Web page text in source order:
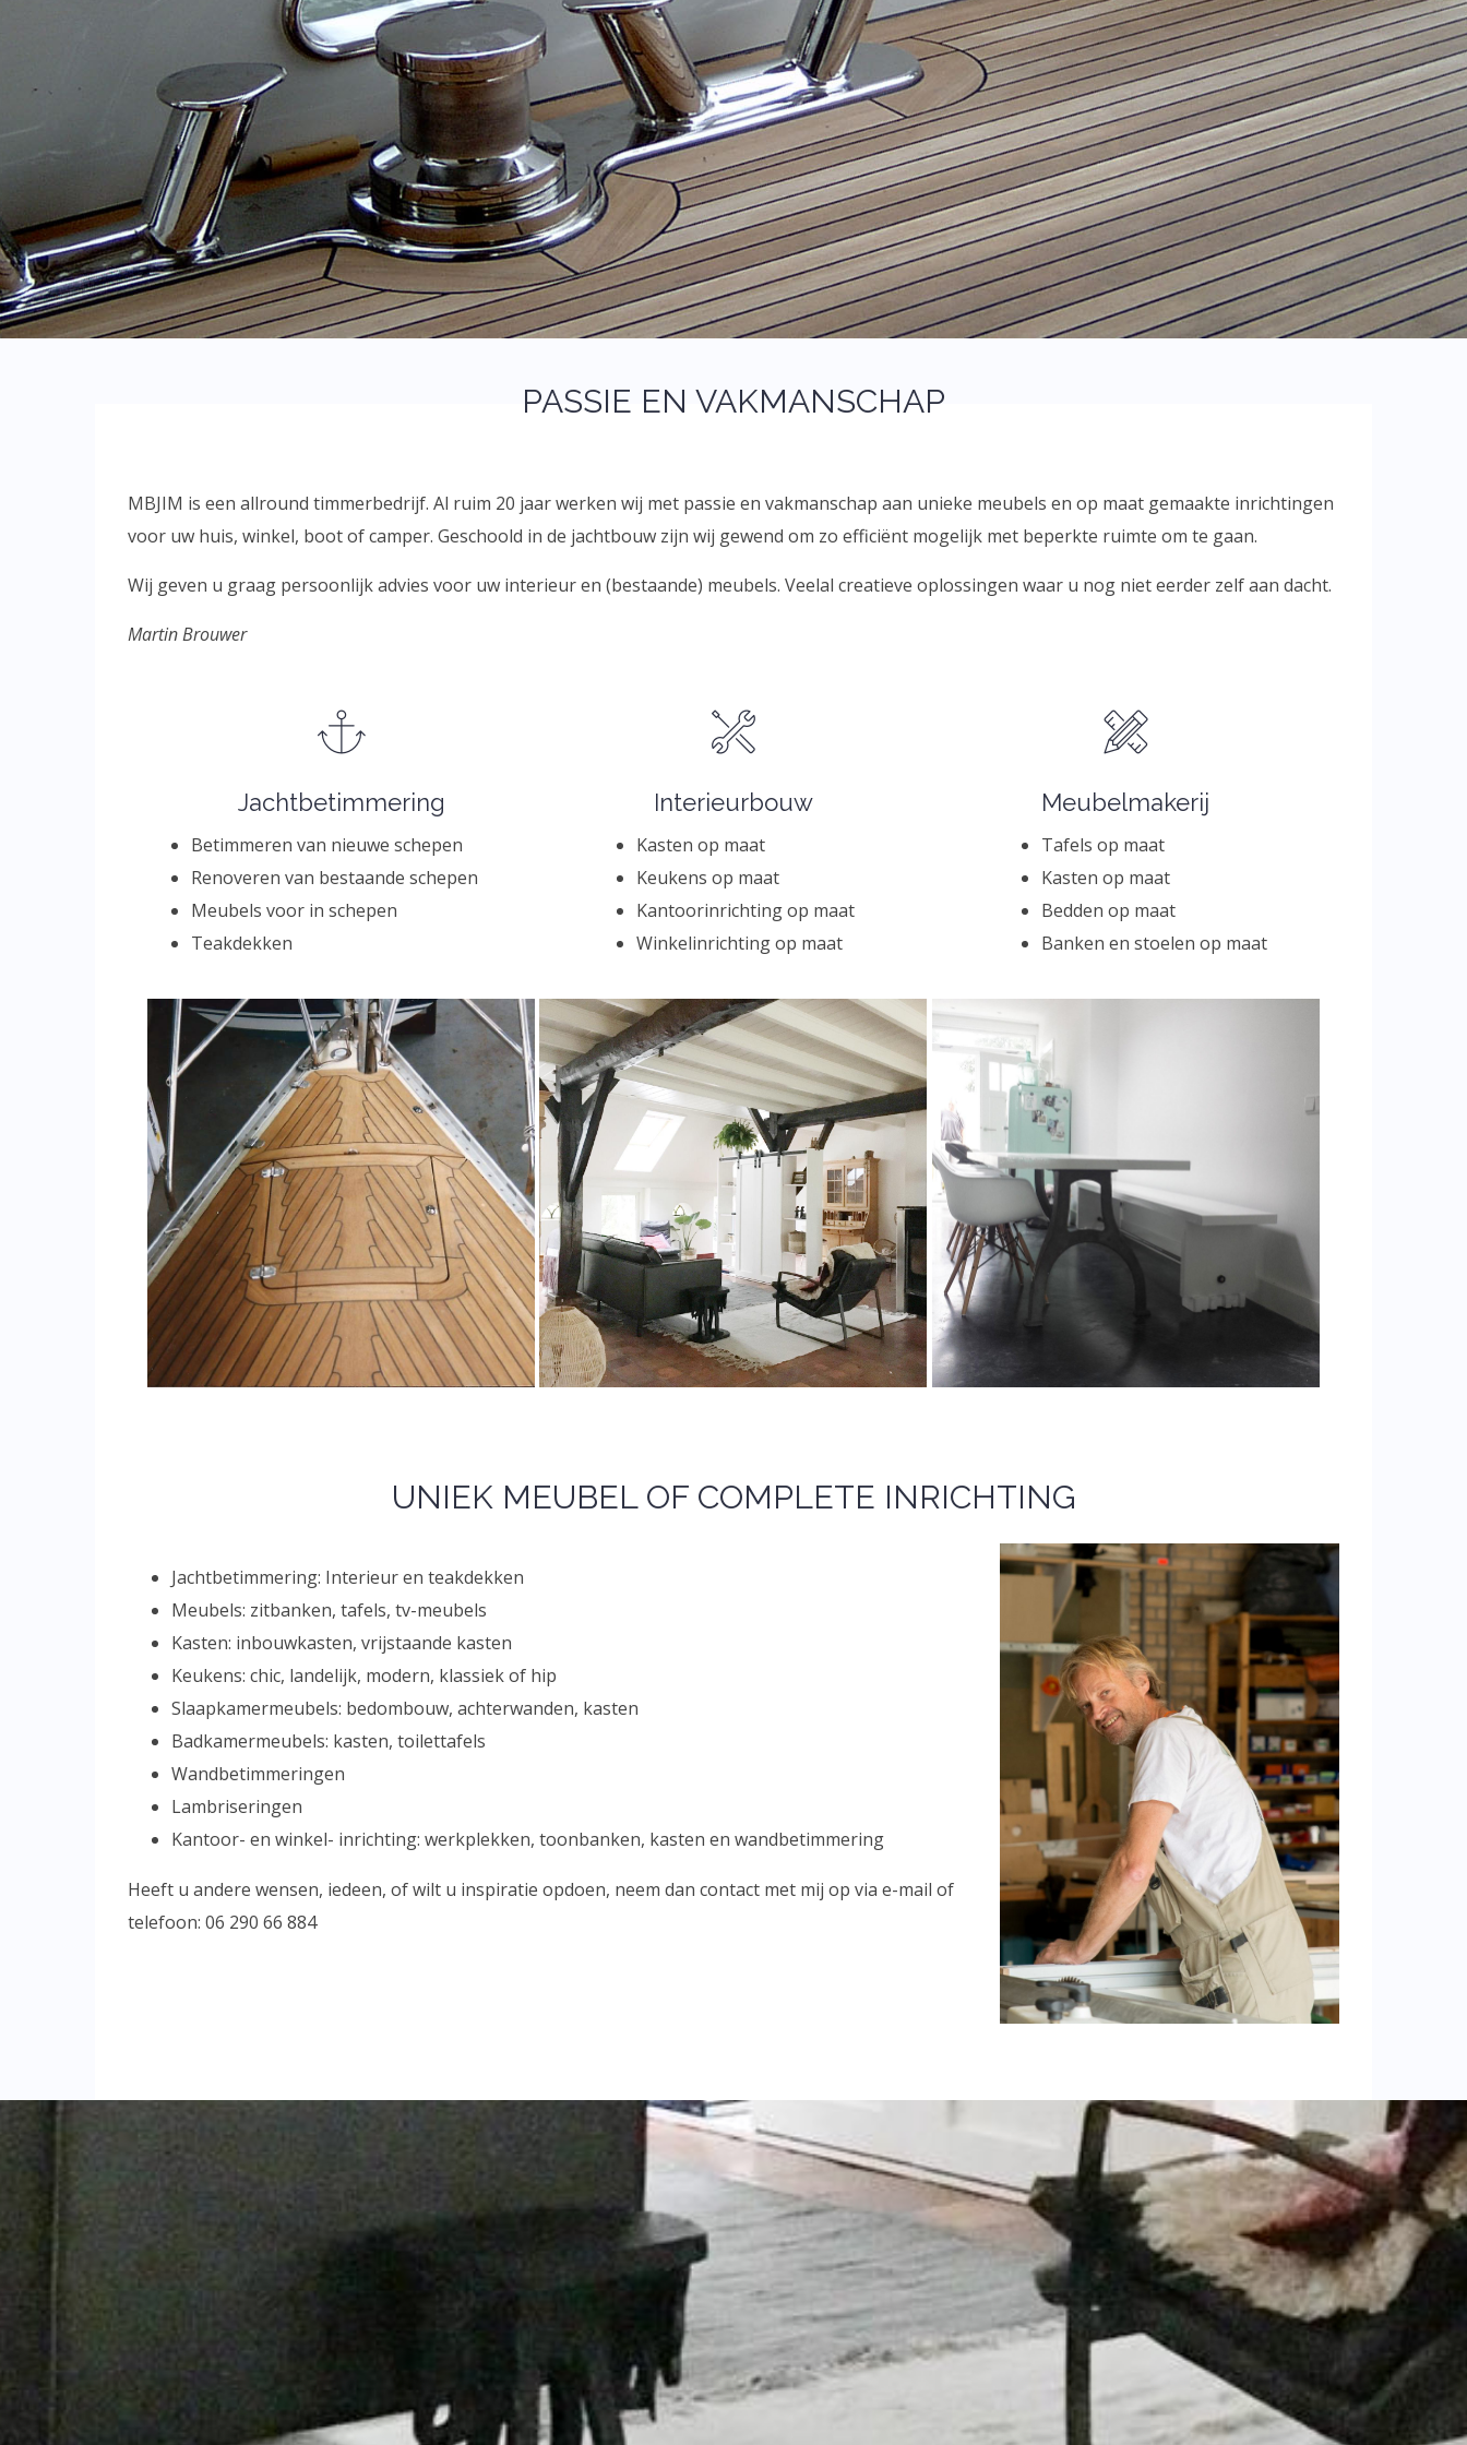
PASSIE EN VAKMANSCHAP
MBJIM is een allround timmerbedrijf. Al ruim 20 jaar werken wij met passie en vakmanschap aan unieke meubels en op maat gemaakte inrichtingen
voor uw huis, winkel, boot of camper. Geschoold in de jachtbouw zijn wij gewend om zo efficiënt mogelijk met beperkte ruimte om te gaan.
Wij geven u graag persoonlijk advies voor uw interieur en (bestaande) meubels. Veelal creatieve oplossingen waar u nog niet eerder zelf aan dacht.
Martin Brouwer
Jachtbetimmering
Betimmeren van nieuwe schepen
Renoveren van bestaande schepen
Meubels voor in schepen
Teakdekken
Interieurbouw
Kasten op maat
Keukens op maat
Kantoorinrichting op maat
Winkelinrichting op maat
Meubelmakerij
Tafels op maat
Kasten op maat
Bedden op maat
Banken en stoelen op maat
UNIEK MEUBEL OF COMPLETE INRICHTING
Jachtbetimmering: Interieur en teakdekken
Meubels: zitbanken, tafels, tv-meubels
Kasten: inbouwkasten, vrijstaande kasten
Keukens: chic, landelijk, modern, klassiek of hip
Slaapkamermeubels: bedombouw, achterwanden, kasten
Badkamermeubels: kasten, toilettafels
Wandbetimmeringen
Lambriseringen
Kantoor- en winkel- inrichting: werkplekken, toonbanken, kasten en wandbetimmering
Heeft u andere wensen, iedeen, of wilt u inspiratie opdoen, neem dan contact met mij op via e-mail of
telefoon: 06 290 66 884